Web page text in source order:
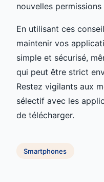
nouvelles
En utilisant ces
maintenir vos
simple et sécurisé,
qui peut être strict
Restez vigilants aux
sélectif avec les
de télécharger.
Smartphones